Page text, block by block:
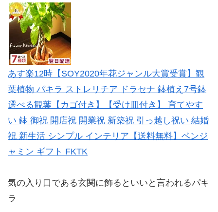
あす楽12時【SOY2020年花ジャンル大賞受賞】観
葉植物 パキラ ストレリチア ドラセナ 鉢植え7号鉢
選べる観葉【カゴ付き】【受け皿付き】 育てやす
い 鉢 御祝 開店祝 開業祝 新築祝 引っ越し祝い 結婚
祝 新生活 シンプル インテリア【送料無料】ベンジ
ャミン ギフト FKTK
気の入り口である玄関に飾るといいと言われるパキ
ラ